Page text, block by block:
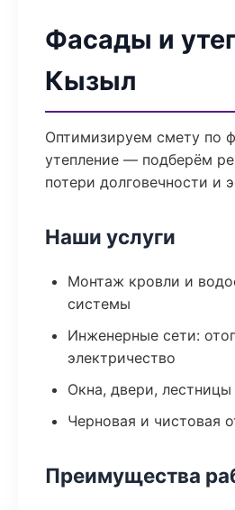
Фасады и
Кызыл
Оптимизируем смету по
утепление — подберём
потери долговечности и
Наши услуги
Монтаж кровли и
системы
Инженерные сети:
электричество
Окна, двери, лестницы
Черновая и чистовая
Преимущества